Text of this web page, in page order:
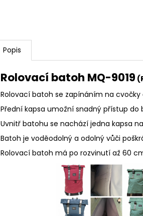
Popis
Rolovací batoh MQ-9019
Rolovací batoh se zapínáním
Přední kapsa umožní snadný
Uvnitř batohu se nachází jedna kapsa
Batoh je voděodolný a odolný vůči
Rolovací batoh má po rozvinutí až 60